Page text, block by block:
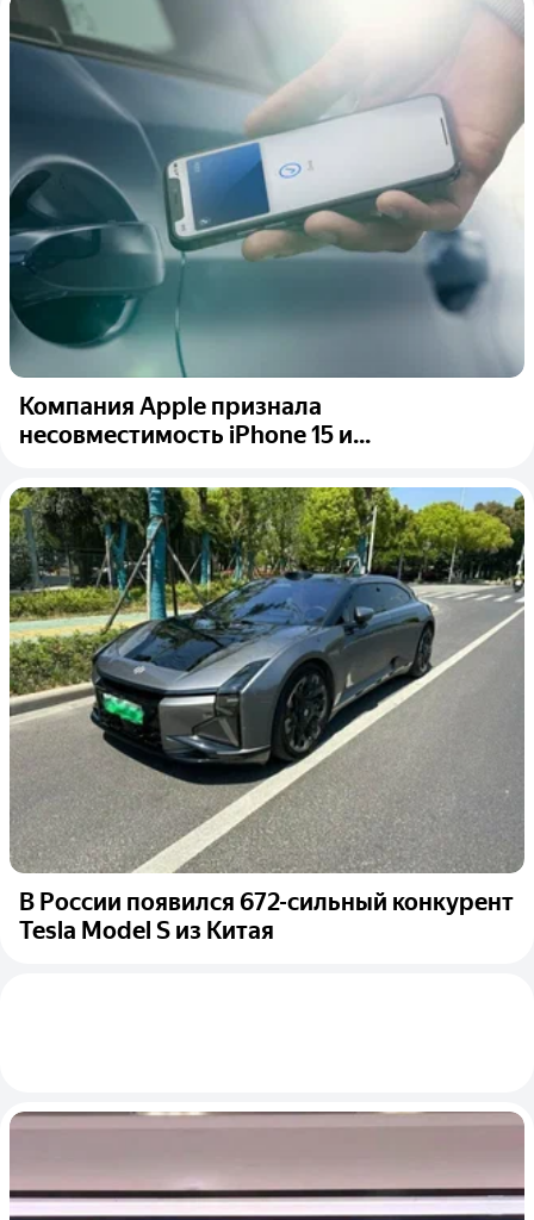
Компания Apple признала
несовместимость iPhone 15 и...
В России появился 672-сильный конкурент
Tesla Model S из Китая